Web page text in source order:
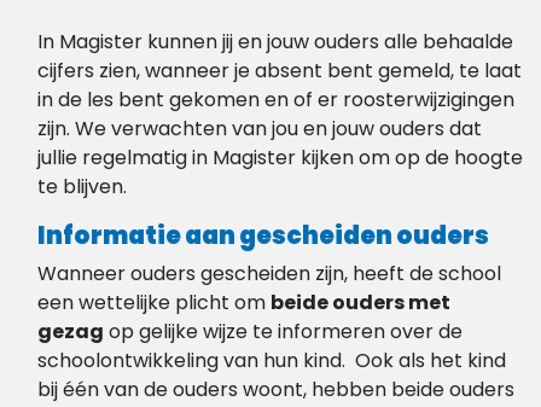
In Magister kunnen jij en jouw ouders alle behaalde
cijfers zien, wanneer je absent bent gemeld, te laat
in de les bent gekomen en of er roosterwijzigingen
zijn. We verwachten van jou en jouw ouders dat
jullie regelmatig in Magister kijken om op de hoogte
te blijven.
Informatie aan gescheiden ouders
Wanneer ouders gescheiden zijn, heeft de school
een wettelijke plicht om beide ouders met
gezag op gelijke wijze te informeren over de
schoolontwikkeling van hun kind. Ook als het kind
bij één van de ouders woont, hebben beide ouders